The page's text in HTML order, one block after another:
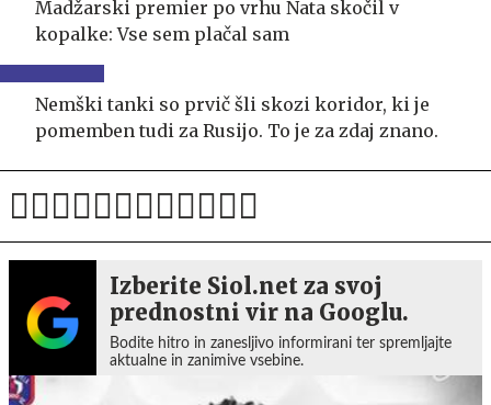
Madžarski premier po vrhu Nata skočil v
kopalke: Vse sem plačal sam
Nemški tanki so prvič šli skozi koridor, ki je
pomemben tudi za Rusijo. To je za zdaj znano.
Izberite Siol.net za svoj
prednostni vir na Googlu.
Bodite hitro in zanesljivo informirani ter spremljajte
aktualne in zanimive vsebine.